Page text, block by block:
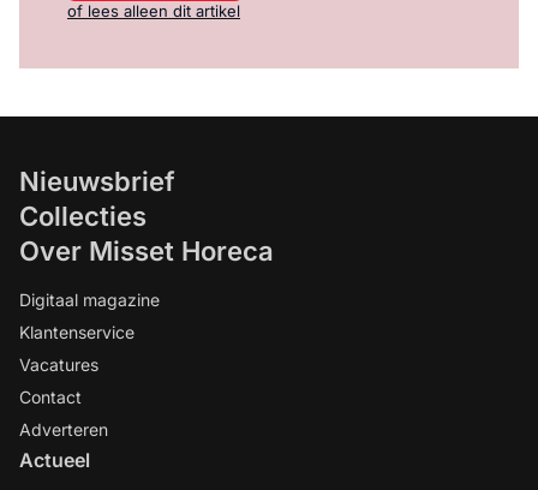
of lees alleen dit artikel
Nieuwsbrief
Collecties
Over Misset Horeca
Digitaal magazine
Klantenservice
Vacatures
Contact
Adverteren
Actueel